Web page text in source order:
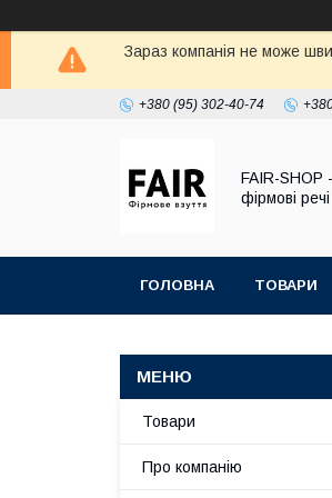
Зараз компанія не може
+380 (95) 302-40-74
FAIR-SHOP
фірмові речі
ГОЛОВНА ТОВАРИ
Товари
Про компанію